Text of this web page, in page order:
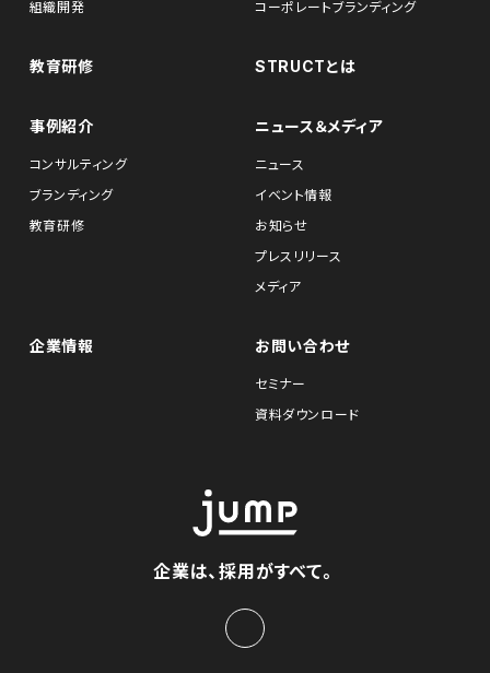
組織開発
コーポレートブランディング
教育研修 STRUCTとは
事例紹介
コンサルティング
ブランディング
教育研修
ニュース＆メディア
ニュース
イベント情報
お知らせ
プレスリリース
メディア
企業情報 お問い合わせ
セミナー
資料ダウンロード
企業は、採用がすべて。